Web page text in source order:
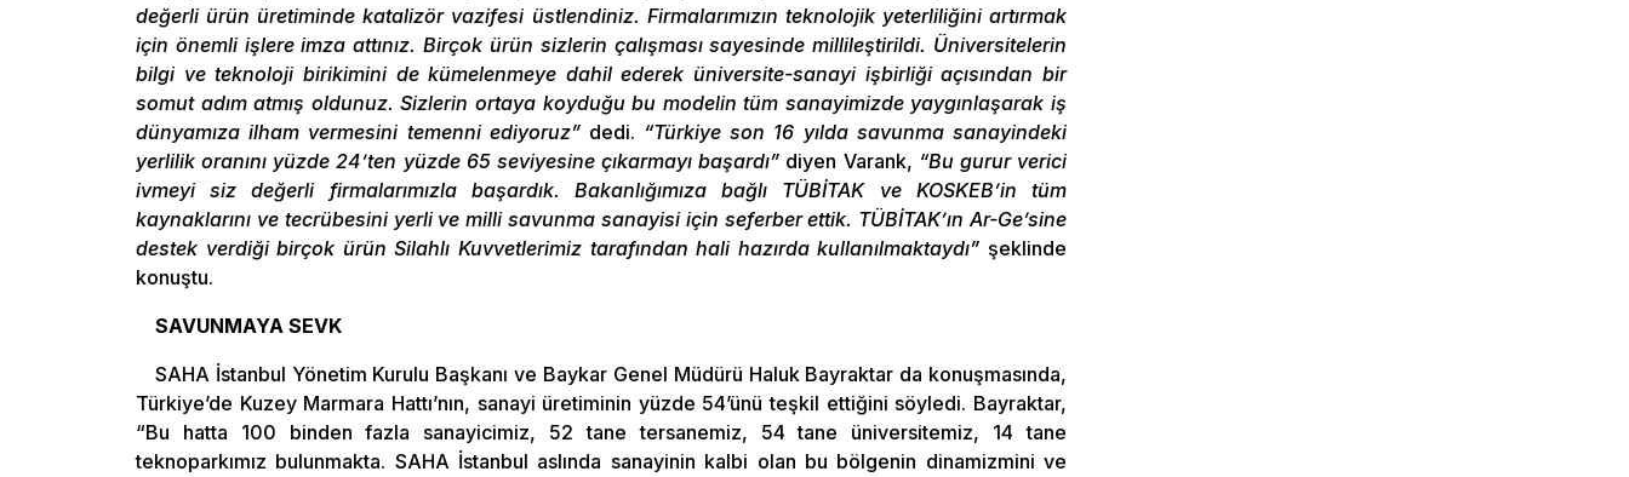
değerli ürün üretiminde katalizör vazifesi üstlendiniz. Firmalarımızın teknolojik yeterliliğini artırmak
için önemli işlere imza attınız. Birçok ürün sizlerin çalışması sayesinde millileştirildi. Üniversitelerin
bilgi ve teknoloji birikimini de kümelenmeye dahil ederek üniversite-sanayi işbirliği açısından bir
somut adım atmış oldunuz. Sizlerin ortaya koyduğu bu modelin tüm sanayimizde yaygınlaşarak iş
dünyamıza ilham vermesini temenni ediyoruz” dedi. “Türkiye son 16 yılda savunma sanayindeki
yerlilik oranını yüzde 24’ten yüzde 65 seviyesine çıkarmayı başardı” diyen Varank, “Bu gurur verici
ivmeyi siz değerli firmalarımızla başardık. Bakanlığımıza bağlı TÜBİTAK ve KOSKEB’in tüm
kaynaklarını ve tecrübesini yerli ve milli savunma sanayisi için seferber ettik. TÜBİTAK’ın Ar-Ge’sine
destek verdiği birçok ürün Silahlı Kuvvetlerimiz tarafından hali hazırda kullanılmaktaydı” şeklinde
konuştu.
SAVUNMAYA SEVK
SAHA İstanbul Yönetim Kurulu Başkanı ve Baykar Genel Müdürü Haluk Bayraktar da konuşmasında,
Türkiye’de Kuzey Marmara Hattı’nın, sanayi üretiminin yüzde 54’ünü teşkil ettiğini söyledi. Bayraktar,
“Bu hatta 100 binden fazla sanayicimiz, 52 tane tersanemiz, 54 tane üniversitemiz, 14 tane
teknoparkımız bulunmakta. SAHA İstanbul aslında sanayinin kalbi olan bu bölgenin dinamizmini ve